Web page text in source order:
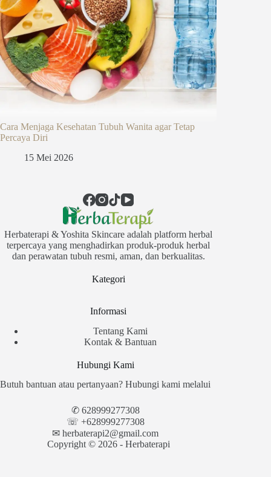
Cara Menjaga Kesehatan Tubuh Wanita agar Tetap
Percaya Diri
15 Mei 2026
Herbaterapi & Yoshita Skincare adalah platform herbal
terpercaya yang menghadirkan produk-produk herbal
dan perawatan tubuh resmi, aman, dan berkualitas.
Kategori
Informasi
Tentang Kami
Kontak & Bantuan
Hubungi Kami
Butuh bantuan atau pertanyaan? Hubungi kami melalui
✆ 628999277308
☏ +628999277308
✉︎ herbaterapi2@gmail.com
Copyright © 2026 - Herbaterapi